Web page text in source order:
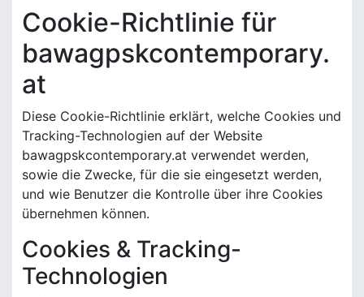
Cookie-Richtlinie für
bawagpskcontemporary.
at
Diese Cookie-Richtlinie erklärt, welche Cookies und
Tracking-Technologien auf der Website
bawagpskcontemporary.at verwendet werden,
sowie die Zwecke, für die sie eingesetzt werden,
und wie Benutzer die Kontrolle über ihre Cookies
übernehmen können.
Cookies & Tracking-
Technologien